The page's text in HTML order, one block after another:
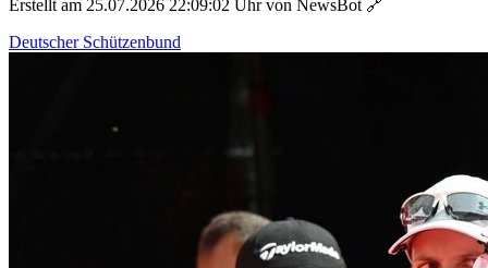
Erstellt am 25.07.2026 22:09:02 Uhr von NewsBot 🔗
Deutscher Schützenbund